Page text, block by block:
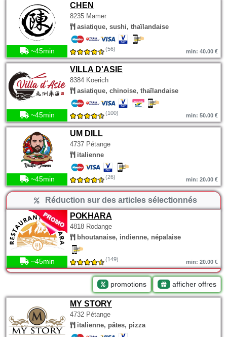
CHEN
8235 Mamer
asiatique, sushi, thaïlandaise
~45min (56) min: 40.00 €
VILLA D'ASIE
8384 Koerich
asiatique, chinoise, thaïlandaise
~45min (100) min: 50.00 €
UM DILL
4737 Pétange
italienne
~45min (26) min: 20.00 €
Réduction sur des articles sélectionnés
POKHARA
4818 Rodange
bhoutanaise, indienne, népalaise
~45min (149) min: 20.00 €
promotions afficher offres
MY STORY
4732 Pétange
italienne, pâtes, pizza